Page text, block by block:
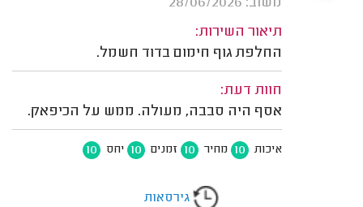
משוב: 28/06/2026
תיאור השירות:
החלפת גוף חימום בדוד חשמל.
חוות דעת:
אסף היה סבבה, מעולה. ממש על הכיפאק.
איכות 10 מחיר 10 זמנים 10 יחס 10
גירסאות